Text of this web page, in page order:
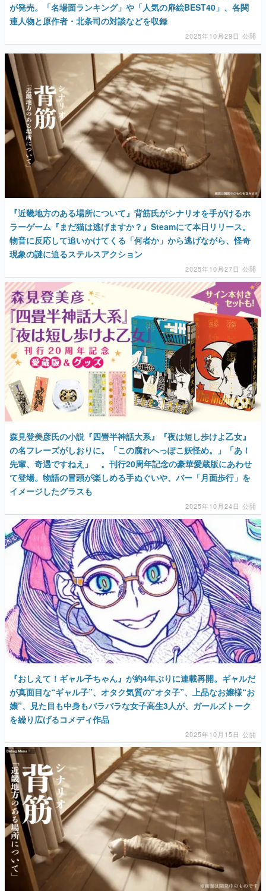
が発売。「名場面ランキング」や「人気の扉絵BEST40」、各関
連人物と原作者・北条司の対談などを収録
2025年10月29日 公開
『近畿地方のある場所について』背筋氏がシナリオを手がけるホ
ラーゲーム『まだ猫は逃げますか？』Steamにて本日リリース。
物音に反応して追いかけてくる「何者か」から逃げながら、怪奇
現象の謎に迫るステルスアクション
2025年10月27日 公開
森見登美彦氏の小説『四畳半神話大系』『夜は短し歩けよ乙女』
の名フレーズがしおりに。「この腐れへっぽこ妖怪め。」「あ！
先輩、奇遇ですねえ」 。刊行20周年記念の豪華愛蔵版にあわせ
て登場。物語の冒頭が楽しめる手ぬぐいや、バー「月面歩行」を
イメージしたグラスも
2025年10月24日 公開
『おしえて！ギャル子ちゃん』が約4年ぶりに連載再開。ギャルだ
が真面目な“ギャル子”、オタク気質の“オタ子”、上品なお嬢様“お
嬢”、見た目も中身もバラバラな女子高生3人が、ガールズトーク
を繰り広げるコメディ作品
2025年10月15日 公開